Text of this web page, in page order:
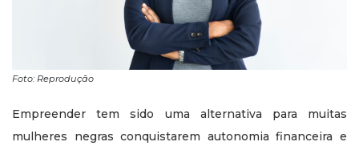
Foto: Reprodução
Empreender tem sido uma alternativa para muitas
mulheres negras conquistarem autonomia financeira e